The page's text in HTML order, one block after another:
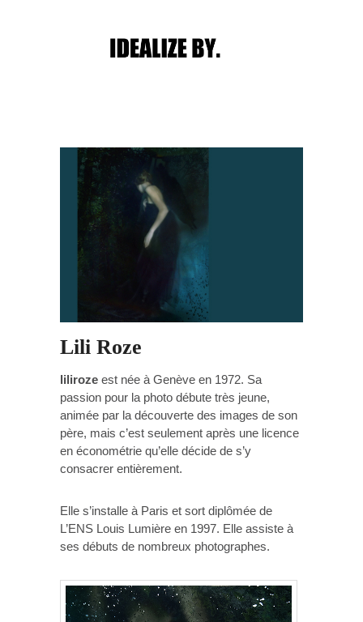
Post navigation
Lili Roze
liliroze est née à Genève en 1972. Sa
passion pour la photo débute très jeune,
animée par la découverte des images de son
père, mais c’est seulement après une licence
en économétrie qu’elle décide de s’y
consacrer entièrement.
Elle s’installe à Paris et sort diplômée de
L’ENS Louis Lumière en 1997. Elle assiste à
ses débuts de nombreux photographes.